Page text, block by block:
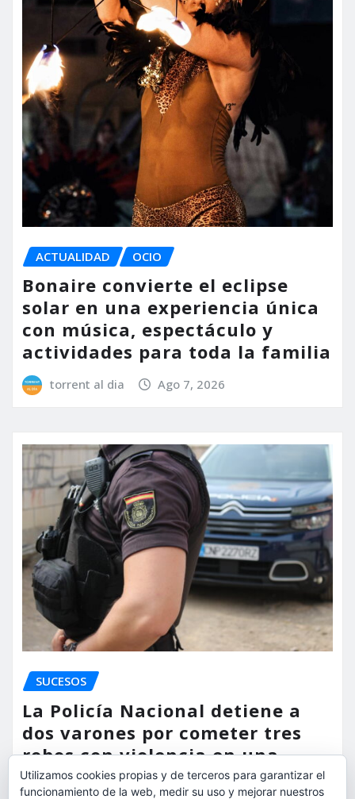
ACTUALIDAD OCIO
Bonaire convierte el eclipse
solar en una experiencia única
con música, espectáculo y
actividades para toda la familia
torrent al dia Ago 7, 2026
SUCESOS
La Policía Nacional detiene a
dos varones por cometer tres
robos con violencia en una
misma mañana
Utilizamos cookies propias y de terceros para garantizar el
funcionamiento de la web, medir su uso y mejorar nuestros